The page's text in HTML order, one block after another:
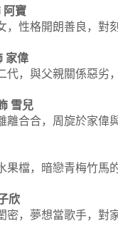
阿寶
，性格開朗善良， 對
家偉
，與父親關係惡劣，
雪兒
離合合，周旋於家偉
檔，暗戀青梅竹馬
欣
密，夢想當歌手，對